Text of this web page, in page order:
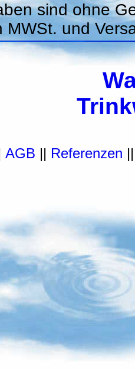
sind ohne
MWSt. und
AGB || Referenzen